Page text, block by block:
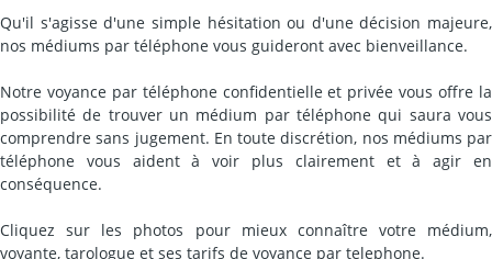
Qu'il s'agisse d'une simple hésitation ou d'une décision majeure,
nos médiums par téléphone vous guideront avec bienveillance.
Notre voyance par téléphone confidentielle et privée vous offre la
possibilité de trouver un médium par téléphone qui saura vous
comprendre sans jugement. En toute discrétion, nos médiums par
téléphone vous aident à voir plus clairement et à agir en
conséquence.
Cliquez sur les photos pour mieux connaître votre médium,
voyante, tarologue et ses tarifs de voyance par telephone.